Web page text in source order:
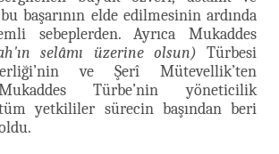
başarının elde edilmesinin ardında
sebeplerden. Ayrıca Mukaddes
selâmı üzerine olsun) Türbesi
ve Şerî Mütevellik’ten
Türbe’nin yöneticilik
tüm yetkililer sürecin başından beri